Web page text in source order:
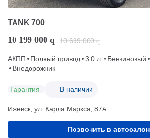
TANK 700
10 199 000 q 10 699 000 q
АКПП Полный привод 3.0 л. Бензиновый
Внедорожник
Гарантия В наличии
Ижевск, ул. Карла Маркса, 87А
Позвонить в автосалон